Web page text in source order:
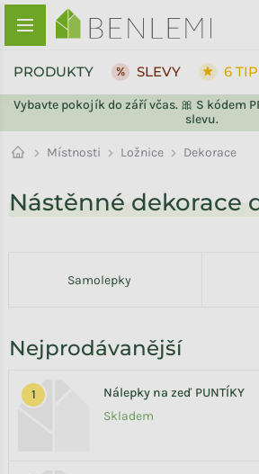
Přejít na obsah
Vybavte pokojík do září včas. 🎀 S kódem
slevu.
PRODUKTY SLEVY 6
Místnosti Ložnice Dekorace
Nástěnné dekorace
Samolepky
Nejprodávanější
Nálepky na zeď PUNTÍKY
Skladem
ZPĚT DO OBCHODU